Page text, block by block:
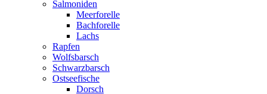
Salmoniden
Meerforelle
Bachforelle
Lachs
Rapfen
Wolfsbarsch
Schwarzbarsch
Ostseefische
Dorsch